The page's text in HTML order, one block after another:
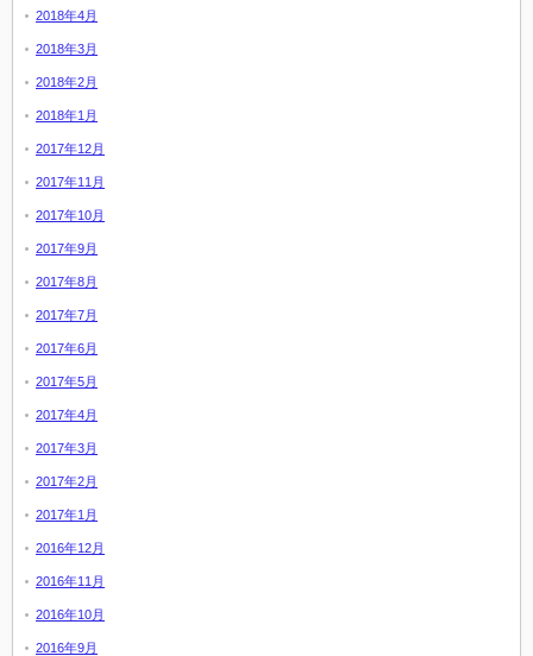
2018年4月
2018年3月
2018年2月
2018年1月
2017年12月
2017年11月
2017年10月
2017年9月
2017年8月
2017年7月
2017年6月
2017年5月
2017年4月
2017年3月
2017年2月
2017年1月
2016年12月
2016年11月
2016年10月
2016年9月